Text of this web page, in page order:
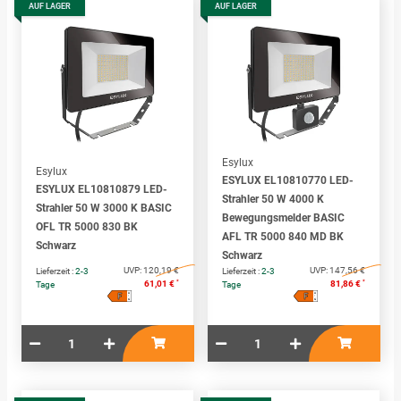
AUF LAGER
Esylux
ESYLUX EL10810879 LED-
Strahler 50 W 3000 K BASIC
OFL TR 5000 830 BK
Schwarz
Lieferzeit :2-3
Tage
UVP:120,19 €
61,01 € *
A
↑
G
F
AUF LAGER
Esylux
ESYLUX EL10810770 LED-
Strahler 50 W 4000 K
Bewegungsmelder BASIC
AFL TR 5000 840 MD BK
Schwarz
Lieferzeit :2-3
Tage
UVP:147,56 €
81,86 € *
A
↑
G
F